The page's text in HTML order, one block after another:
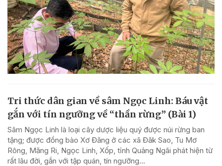
Tri thức dân gian về sâm Ngọc Linh: Báu vật
gắn với tín ngưỡng về “thần rừng” (Bài 1)
Sâm Ngọc Linh là loại cây dược liệu quý được núi rừng ban
tặng; được đồng bào Xơ Đăng ở các xã Đăk Sao, Tu Mơ
Rông, Măng Ri, Ngọc Linh, Xốp, tỉnh Quảng Ngãi phát hiện từ
rất lâu đời, gắn với tập quán, tín ngưỡng...